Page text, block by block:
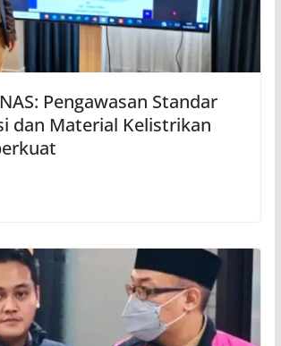
Pengawasan Standar
dan Material Kelistrikan